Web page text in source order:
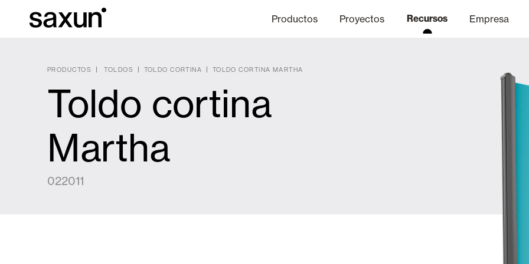
Productos
Persianas enrollables y cajones
Proyectos Recursos
Descargas Información Técnica
Empresa
Sobre Nosotros Canal Ético
PRODUCTOS TOLDOS TOLDO CORTINA TOLDO CORTINA MARTHA
Toldo cortina
Martha
022011